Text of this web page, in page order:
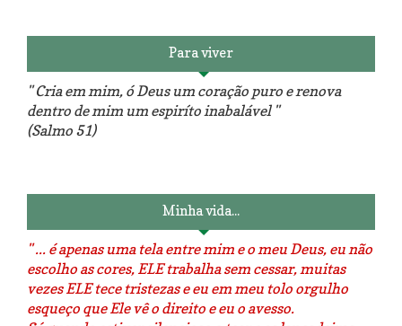
Para viver
" Cria em mim, ó Deus um coração puro e renova
dentro de mim um espiríto inabalável "
(Salmo 51)
Minha vida...
" ... é apenas uma tela entre mim e o meu Deus, eu não
escolho as cores, ELE trabalha sem cessar, muitas
vezes ELE tece tristezas e eu em meu tolo orgulho
esqueço que Ele vê o direito e eu o avesso.